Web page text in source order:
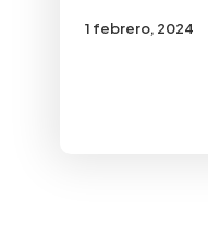
1 febrero, 2024